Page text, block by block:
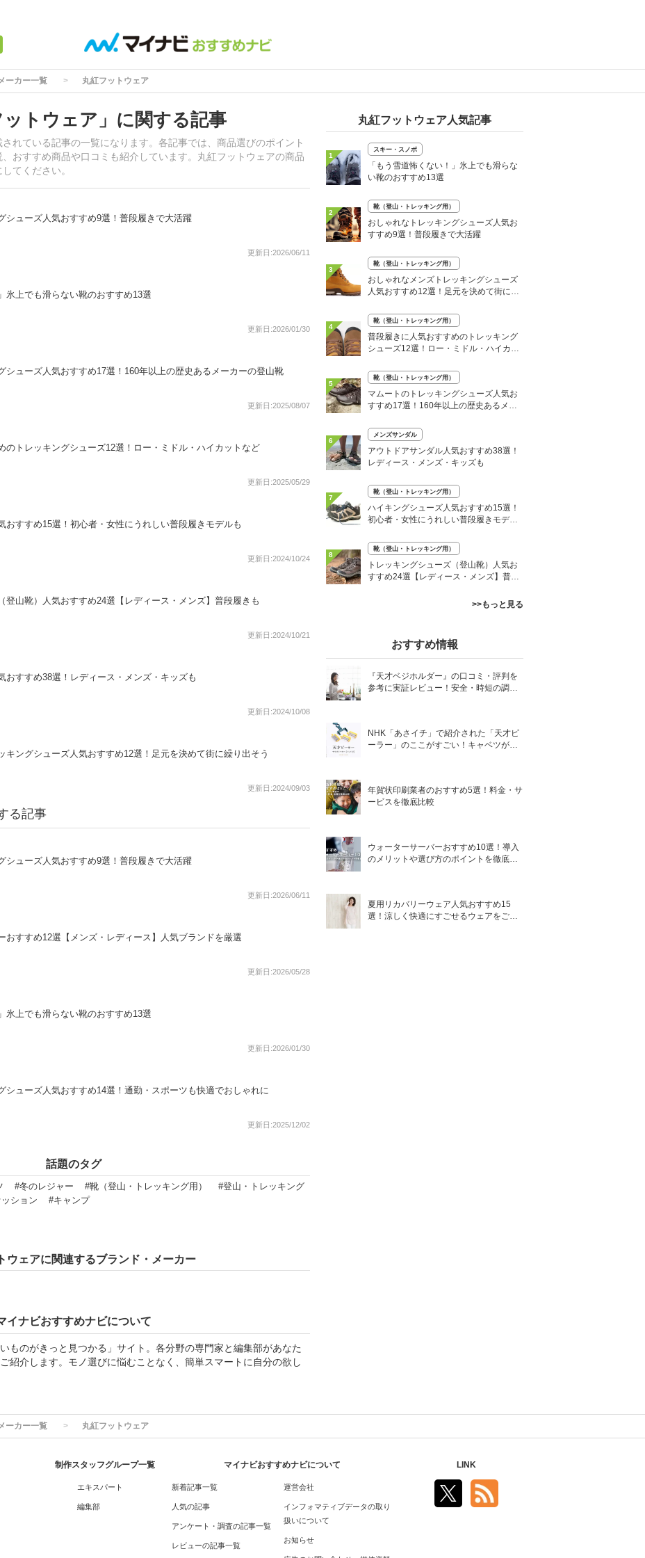
ーカー一覧 丸紅フットウェア
トウェア」に関する記事
れている記事の一覧になります。各記事では、商品選びのポイント
おすすめ商品や口コミも紹介しています。丸紅フットウェアの商品
てください。
シューズ人気おすすめ9選！普段履きで大活躍
更新日:2026/06/11
氷上でも滑らない靴のおすすめ13選
更新日:2026/01/30
シューズ人気おすすめ17選！160年以上の歴史あるメーカーの登山靴
更新日:2025/08/07
のトレッキングシューズ12選！ロー・ミドル・ハイカットなど
更新日:2025/05/29
おすすめ15選！初心者・女性にうれしい普段履きモデルも
更新日:2024/10/24
登山靴）人気おすすめ24選【レディース・メンズ】普段履きも
更新日:2024/10/21
おすすめ38選！レディース・メンズ・キッズも
更新日:2024/10/08
キングシューズ人気おすすめ12選！足元を決めて街に繰り出そう
更新日:2024/09/03
る記事
シューズ人気おすすめ9選！普段履きで大活躍
更新日:2026/06/11
おすすめ12選【メンズ・レディース】人気ブランドを厳選
更新日:2026/05/28
氷上でも滑らない靴のおすすめ13選
更新日:2026/01/30
シューズ人気おすすめ14選！通勤・スポーツも快適でおしゃれに
更新日:2025/12/02
話題のタグ
#冬のレジャー #靴（登山・トレッキング用）
#登山・トレッキング
ション #キャンプ
ウェアに関連するブランド・メーカー
イナビおすすめナビについて
ものがきっと見つかる」サイト。各分野の専門家と編集部があなた
紹介します。モノ選びに悩むことなく、簡単スマートに自分の欲し
丸紅フットウェア人気記事
1
スキー・スノボ
「もう雪道怖くない！」氷上でも滑らな
い靴のおすすめ13選
2
靴（登山・トレッキング用）
おしゃれなトレッキングシューズ人気お
すすめ9選！普段履きで大活躍
3
靴（登山・トレッキング用）
おしゃれなメンズトレッキングシューズ
人気おすすめ12選！足元を決めて街に繰
4
靴（登山・トレッキング用）
普段履きに人気おすすめのトレッキング
シューズ12選！ロー・ミドル・ハイカッ
5
靴（登山・トレッキング用）
マムートのトレッキングシューズ人気お
すすめ17選！160年以上の歴史あるメー
6
メンズサンダル
アウトドアサンダル人気おすすめ38選！
レディース・メンズ・キッズも
7
靴（登山・トレッキング用）
ハイキングシューズ人気おすすめ15選！
初心者・女性にうれしい普段履きモデル
8
靴（登山・トレッキング用）
トレッキングシューズ（登山靴）人気お
すすめ24選【レディース・メンズ】普段
>>もっと見る
おすすめ情報
『天才ベジホルダー』の口コミ・評判を
参考に実証レビュー！安全・時短の調理
NHK「あさイチ」で紹介された「天才ピ
ーラー」のここがすごい！キャベツがほ
年賀状印刷業者のおすすめ5選！料金・サ
ービスを徹底比較
ウォーターサーバーおすすめ10選！導入
のメリットや選び方のポイントを徹底解
夏用リカバリーウェア人気おすすめ15
選！涼しく快適にすごせるウェアをご紹
ーカー一覧 丸紅フットウェア
制作スタッフグループ一覧
エキスパート
編集部
マイナビおすすめナビについて
新着記事一覧
人気の記事
アンケート・調査の記事一覧
レビューの記事一覧
運営会社
インフォマティブデータの取り
扱いについて
お知らせ
LINK